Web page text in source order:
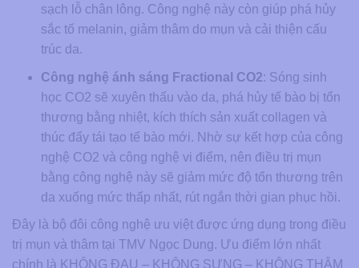
sạch lỗ chân lông. Công nghệ này còn giúp phá hủy
sắc tố melanin, giảm thâm do mụn và cải thiện cấu
trúc da.
Công nghệ ánh sáng Fractional CO2: Sóng sinh
học CO2 sẽ xuyên thấu vào da, phá hủy tế bào bị tổn
thương bằng nhiệt, kích thích sản xuất collagen và
thúc đẩy tái tạo tế bào mới. Nhờ sự kết hợp của công
nghệ CO2 và công nghệ vi điểm, nên điều trị mụn
bằng công nghệ này sẽ giảm mức độ tổn thương trên
da xuống mức thấp nhất, rút ngắn thời gian phục hồi.
Đây là bộ đôi công nghệ ưu việt được ứng dụng trong điều
trị mụn và thâm tại TMV Ngọc Dung. Ưu điểm lớn nhất
chính là KHÔNG ĐAU – KHÔNG SƯNG – KHÔNG THÂM